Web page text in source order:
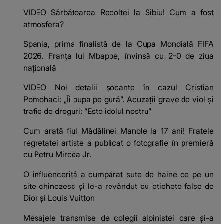
VIDEO Sărbătoarea Recoltei la Sibiu! Cum a fost
atmosfera?
Spania, prima finalistă de la Cupa Mondială FIFA
2026. Franța lui Mbappe, învinsă cu 2-0 de ziua
națională
VIDEO Noi detalii șocante în cazul Cristian
Pomohaci: „Îi pupa pe gură”. Acuzații grave de viol și
trafic de droguri: ”Este idolul nostru”
Cum arată fiul Mădălinei Manole la 17 ani! Fratele
regretatei artiste a publicat o fotografie în premieră
cu Petru Mircea Jr.
O influenceriță a cumpărat sute de haine de pe un
site chinezesc și le-a revândut cu etichete false de
Dior și Louis Vuitton
Mesajele transmise de colegii alpinistei care și-a